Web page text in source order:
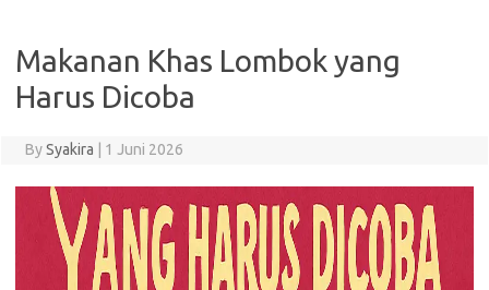
Makanan Khas Lombok yang
Harus Dicoba
BySyakira 1 Juni 2026